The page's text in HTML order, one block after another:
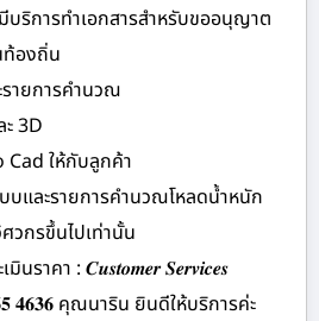
ริการทำเอกสารสำหรับขออนุญาต
ท้องถิ่น
ายการคำนวณ
3D
Cad ให้กับลูกค้า
บและรายการคำนวณโหลดน้ำหนัก
วกรขึ้นไปเท่านั้น
นราคา : 𝑪𝒖𝒔𝒕𝒐𝒎𝒆𝒓 𝑺𝒆𝒓𝒗𝒊𝒄𝒆𝒔
𝟒𝟔𝟑𝟔 คุณนาริน ยินดีให้บริการค่ะ